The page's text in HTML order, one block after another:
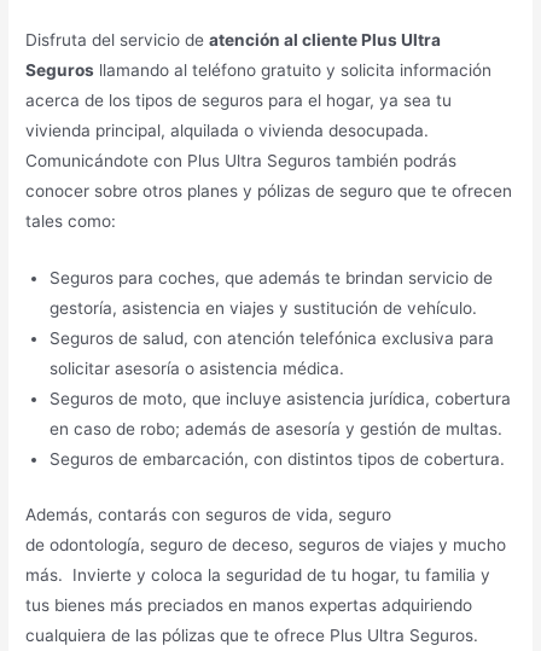
Disfruta del servicio deatención al cliente Plus Ultra
Seguros llamando al teléfono gratuito y solicita información
acerca de los tipos de seguros para el hogar, ya sea tu
vivienda principal, alquilada o vivienda desocupada.
Comunicándote con Plus Ultra Seguros también podrás
conocer sobre otros planes y pólizas de seguro que te ofrecen
tales como:
Seguros para coches, que además te brindan servicio de
gestoría, asistencia en viajes y sustitución de vehículo.
Seguros de salud, con atención telefónica exclusiva para
solicitar asesoría o asistencia médica.
Seguros de moto, que incluye asistencia jurídica, cobertura
en caso de robo; además de asesoría y gestión de multas.
Seguros de embarcación, con distintos tipos de cobertura.
Además, contarás con seguros de vida, seguro
de odontología, seguro de deceso, seguros de viajes y mucho
más. Invierte y coloca la seguridad de tu hogar, tu familia y
tus bienes más preciados en manos expertas adquiriendo
cualquiera de las pólizas que te ofrece Plus Ultra Seguros.